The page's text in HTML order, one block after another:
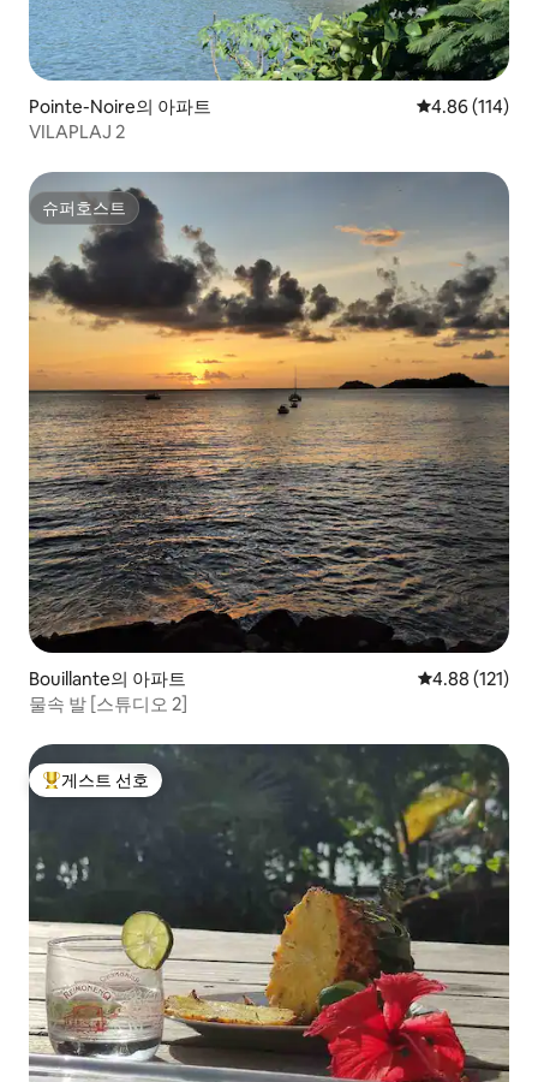
Pointe-Noire의 아파트 평점 4.86점(5
4.86 (114)
VILAPLAJ 2
슈퍼호스트
슈퍼호스트
Bouillante의 아파트 평점 4.88점(5
4.88 (121)
물속 발 [스튜디오 2]
상위 게스트 선호
게스트 선호